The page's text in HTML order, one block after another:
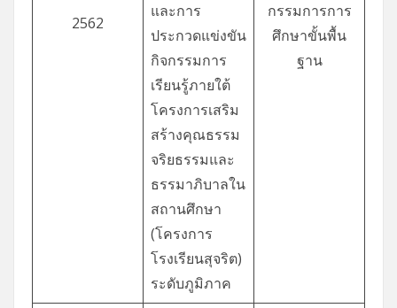
2562
และการ
ประกวดแข่งขัน
กิจกรรมการ
เรียนรู้ภายใต้
โครงการเสริม
สร้างคุณธรรม
จริยธรรมและ
ธรรมาภิบาลใน
สถานศึกษา
(โครงการ
โรงเรียนสุจริต)
ระดับภูมิภาค
กรรมการการ
ศึกษาขั้นพื้น
ฐาน